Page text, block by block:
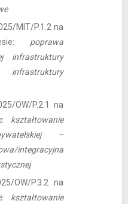
MIT/P.1.2 na
poprawa
infrastruktury
OW/P.2.1 na
kształtowanie
–
integracyjna
OW/P.3.2 na
kształtowanie